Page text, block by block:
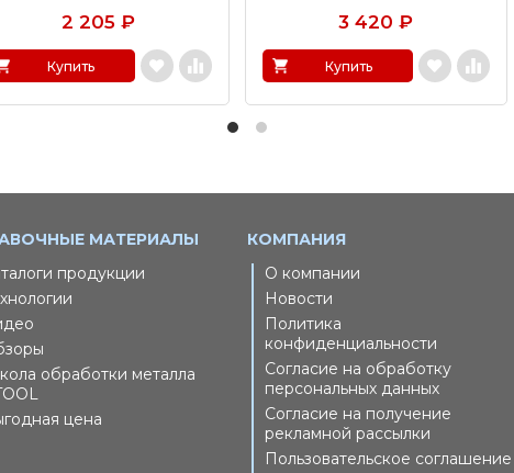
2 205 ₽
Купить
3 420 ₽
Купить
МАТЕРИАЛЫ
продукции
обработки металла
цена
КОМПАНИЯ
О компании
Новости
Политика
конфиденциальности
Согласие на обработку
персональных данных
Согласие на получение
рекламной рассылки
Пользовательское соглашение